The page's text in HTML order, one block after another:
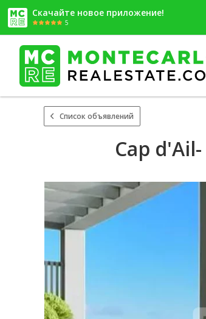
Скачайте новое приложение!
5
Список объявлений
Cap